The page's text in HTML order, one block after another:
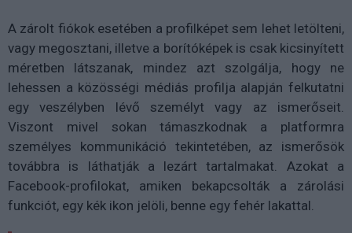
A zárolt fiókok esetében a profilképet sem lehet letölteni,
vagy megosztani, illetve a borítóképek is csak kicsinyített
méretben látszanak, mindez azt szolgálja, hogy ne
lehessen a közösségi médiás profilja alapján felkutatni
egy veszélyben lévő személyt vagy az ismerőseit.
Viszont mivel sokan támaszkodnak a platformra
személyes kommunikáció tekintetében, az ismerősök
továbbra is láthatják a lezárt tartalmakat. Azokat a
Facebook-profilokat, amiken bekapcsolták a zárolási
funkciót, egy kék ikon jelöli, benne egy fehér lakattal.